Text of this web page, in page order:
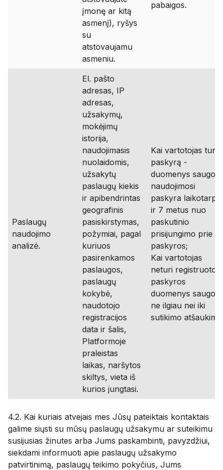
įmonę ar kitą
asmenį), ryšys
su
atstovaujamu
asmeniu.
pabaigos.
Paslaugų
naudojimo
analizė.
El. pašto
adresas, IP
adresas,
užsakymų,
mokėjimų
istorija,
naudojimasis
nuolaidomis,
užsakytų
paslaugų kiekis
ir apibendrintas
geografinis
pasiskirstymas,
požymiai, pagal
kuriuos
pasirenkamos
paslaugos,
paslaugų
kokybė,
naudotojo
registracijos
data ir šalis,
Platformoje
praleistas
laikas, naršytos
skiltys, vieta iš
kurios jungtasi.
Kai vartotojas turi
paskyrą -
duomenys
naudojimosi
paskyra laikotarpiu
ir 7 metus nuo
paskutinio
prisijungimo prie
paskyros;
Kai vartotojas
neturi registruotos
paskyros
duomenys
ne ilgiau nei iki
sutikimo
4.2. Kai kuriais atvejais mes Jūsų pateiktais kontaktais
galime siųsti su mūsų paslaugų užsakymu ar suteikimu
susijusias žinutes arba Jums paskambinti, pavyzdžiui,
siekdami informuoti apie paslaugų užsakymo
patvirtinimą, paslaugų teikimo pokyčius, Jums